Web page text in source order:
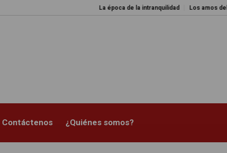
La época de la intranquilidad Los amos del
Contáctenos ¿Quiénes somos?